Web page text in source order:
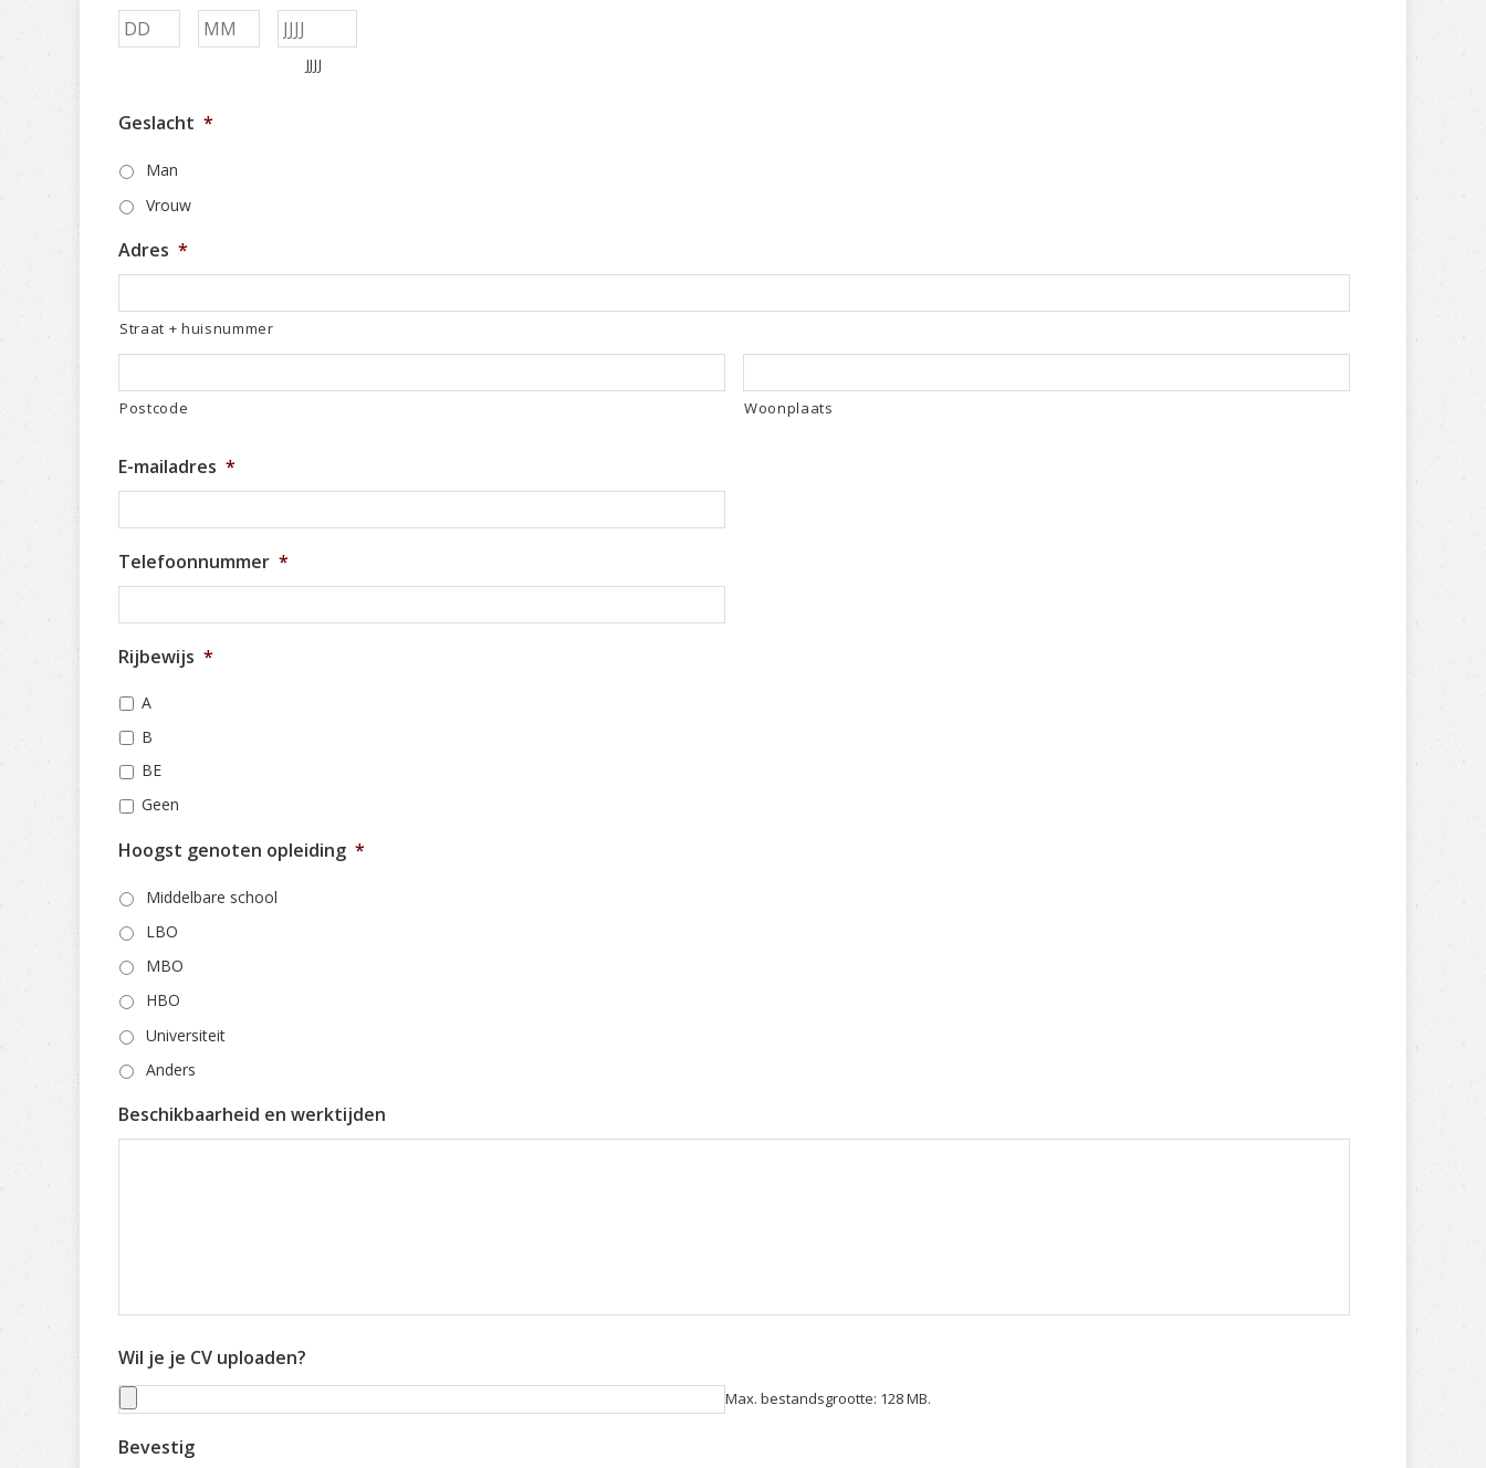
JJJJ
Geslacht *
Man
Vrouw
Adres *
Straat + huisnummer
Postcode Woonplaats
E-mailadres *
Telefoonnummer *
Rijbewijs *
A
B
BE
Geen
Hoogst genoten opleiding *
Middelbare school
LBO
MBO
HBO
Universiteit
Anders
Beschikbaarheid en werktijden
Wil je je CV uploaden?
Max. bestandsgrootte: 128 MB.
Bevestig